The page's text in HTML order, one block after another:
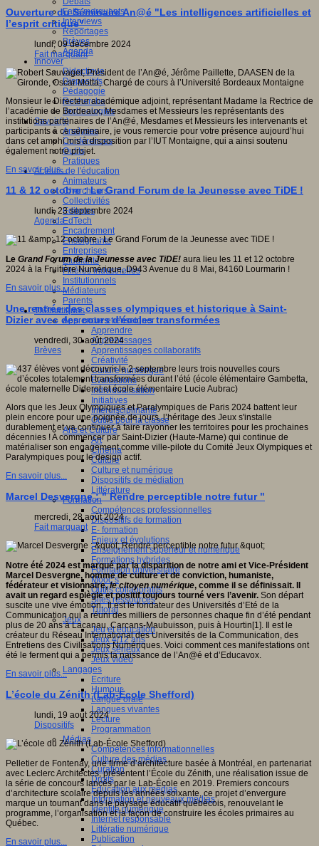
Faits marquants
Interviews
Reportages
Brèves
Agenda
Innover
Didactique
Dispositifs
Pédagogie
Recherche
Technologies
Savoir(s)
Analyses
Conférences
Outils
Pratiques
Acteurs de l'éducation
Animateurs
Chercheurs
Collectivités
Editeurs
EdTech
Encadrement
Enseignants
Entreprises
Etudiants
Filières industrielles
Institutionnels
Médiateurs
Parents
Thématiques
Apprendre et enseigner
Apprendre
Apprentissages
Apprentissages collaboratifs
Créativité
Culture numérique
Evaluations
Individualisation
Initiatives
Interdisciplinarité
Outils pour la classe
Arts et Culture
Art
Cinéma
Culture
Culture et numérique
Dispositifs de médiation
Littérature
Formation
Compétences professionnelles
Dispositifs de formation
E- formation
Enjeux et évolutions
Enseignement supérieur et numérique
Formations hybrides
Formation universitaire
Mooc’s
Outils collaboratifs
Sites ressources
Tutorat
Jeux
Jeu et éducation
Jeux 4/12 ans
Jeux sérieux
Jeux vidéo
Langages
Ecriture
Humour
Langue orale
Langues vivantes
Lecture
Programmation
Médias
Compétences informationnelles
Culture des médias
Curation
Droits
Education aux médias
Information et nouveaux médias
Identité numérique
Internet responsable
Littératie numérique
Publication
Ouverture du Séminaire An@é "Les intelligences artificielles et
l’esprit critique"
lundi, 09 décembre 2024
Fait marquant
Monsieur le Directeur académique adjoint, représentant Madame la Rectrice de
l’académie de Bordeaux, Mesdames et Messieurs les représentants des
institutions partenaires de l’An@é, Mesdames et Messieurs les intervenants et
participants à ce séminaire, je vous remercie pour votre présence aujourd’hui
dans cet amphi mis à disposition par l’IUT Montaigne, qui a ainsi soutenu
également notre projet.
En savoir plus...
11 & 12 octobre : Le Grand Forum de la Jeunesse avec TiDE !
lundi, 23 septembre 2024
Agenda
Le Grand Forum de la Jeunesse avec TiDE! aura lieu les 11 et 12 octobre
2024 à la Fruitière Numérique, D943 Avenue du 8 Mai, 84160 Lourmarin !
En savoir plus...
Une rentrée des classes olympiques et historique à Saint-
Dizier avec des cours d'écoles transformées
vendredi, 30 août 2024
Brèves
Alors que les Jeux Olympiques et Paralympiques de Paris 2024 battent leur
plein encore pour une poignée de jours, l’héritage des Jeux s'installe
durablement et va continuer à faire rayonner les territoires pour les prochaines
décennies ! A commencer par Saint-Dizier (Haute-Marne) qui continue de
matérialiser son engagement comme ville-pilote du Comité Jeux Olympiques et
Paralympiques pour le design actif.
En savoir plus...
Marcel Desvergne : " Rendre perceptible notre futur "
mercredi, 28 août 2024
Fait marquant
Notre été 2024 est marqué par la disparition de notre ami et Vice-Président
Marcel Desvergne, homme de culture et de conviction, humaniste,
fédérateur et visionnaire,le citoyen numérique, comme il se définissait. Il
avait un regard espiègle et positif toujours tourné vers l’avenir. Son départ
suscite une vive émotion. Il est le fondateur des Universités d’Eté de la
Communication qui a réuni des milliers de personnes chaque fin d’été pendant
plus de 20 ans à Lacanau, Carcans-Maubuisson, puis à Hourtin[1]. Il est le
créateur du Réseau International des Universités de la Communication, des
Entretiens des Civilisations Numériques. Voici comment ces manifestations ont
été le ferment qui a permis la naissance de l’An@é et d’Educavox.
En savoir plus...
L’école du Zénith (Lab-École Shefford)
lundi, 19 août 2024
Dispositifs
Pelletier de Fontenay, une firme d’architecture basée à Montréal, en partenariat
avec Leclerc Architectes, présentent l’École du Zénith, une réalisation issue de
la série de concours lancés par le Lab-École en 2019. Premiers concours
d’architecture scolaire depuis les années soixante, ce projet d’envergure
marque un tournant dans le paysage éducatif québécois, renouvelant le
programme, l’organisation et la façon de construire les écoles primaires au
Québec.
En savoir plus...